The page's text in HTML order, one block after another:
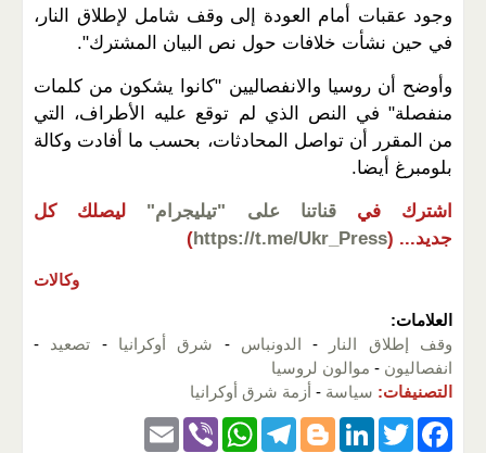
وجود عقبات أمام العودة إلى وقف شامل لإطلاق النار،
في حين نشأت خلافات حول نص البيان المشترك".
وأوضح أن روسيا والانفصاليين "كانوا يشكون من كلمات
منفصلة" في النص الذي لم توقع عليه الأطراف، التي
من المقرر أن تواصل المحادثات، بحسب ما أفادت وكالة
بلومبرغ أيضا.
اشترك في قناتنا على "تيليجرام"
ليصلك كل
جديد... (
https://t.me/Ukr_Press
)
وكالات
العلامات:
وقف إطلاق النار
- الدونباس - شرق أوكرانيا - تصعيد -
انفصاليون - موالون لروسيا
التصنيفات: سياسة - أزمة شرق أوكرانيا
F
T
Li
Bl
T
W
Vi